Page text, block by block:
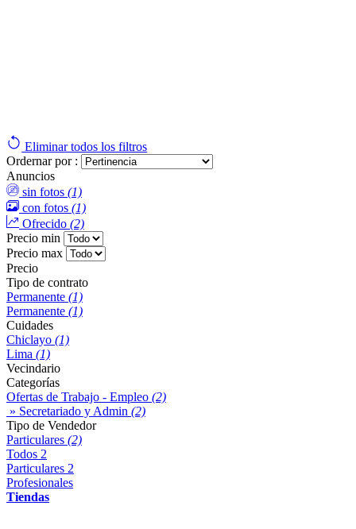
Eliminar todos los filtros
Ordernar por :
Anuncios
sin fotos (1)
con fotos (1)
Ofrecido (2)
Precio min
Precio max
Precio
Tipo de contrato
Permanente (1)
Permanente (1)
Cuidades
Chiclayo (1)
Lima (1)
Vecindario
Categorías
Ofertas de Trabajo - Empleo (2)
» Secretariado y Admin (2)
Tipo de Vendedor
Particulares (2)
Todos 2
Particulares 2
Profesionales
Tiendas